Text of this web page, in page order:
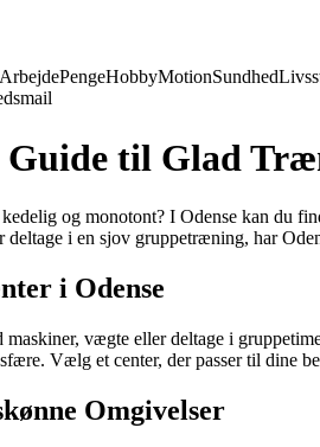
ArbejdePengeHobbyMotionSundhed
til Glad
og monotont? I Odense kan du
deltage i en sjov gruppetræning, har
i Odense
vægte eller deltage i
Vælg et center, der passer til dine
Omgivelser